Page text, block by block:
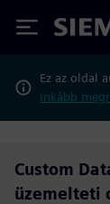
Ez az oldal
Inkább
Custom
üzemelteti